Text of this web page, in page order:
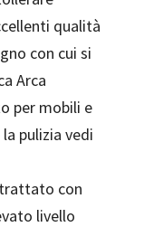
qualità
con cui si
Arca
per mobili e
pulizia vedi
con
livello